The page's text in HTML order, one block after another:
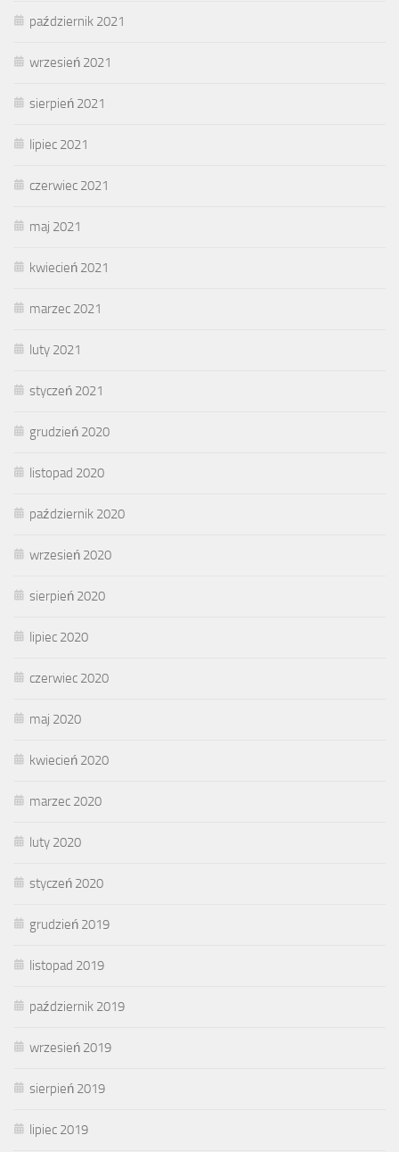
październik 2021
wrzesień 2021
sierpień 2021
lipiec 2021
czerwiec 2021
maj 2021
kwiecień 2021
marzec 2021
luty 2021
styczeń 2021
grudzień 2020
listopad 2020
październik 2020
wrzesień 2020
sierpień 2020
lipiec 2020
czerwiec 2020
maj 2020
kwiecień 2020
marzec 2020
luty 2020
styczeń 2020
grudzień 2019
listopad 2019
październik 2019
wrzesień 2019
sierpień 2019
lipiec 2019